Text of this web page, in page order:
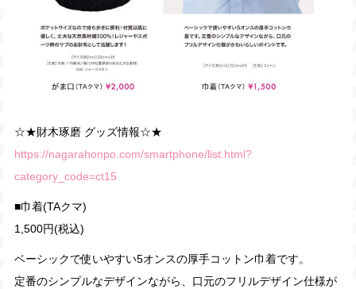
☆★財木琢磨 グッズ情報☆★
https://nagarahonpo.com/smartphone/list.html?
category_code=ct15
■巾着(TAクマ)
1,500円(税込)
ベーシックで使いやすい5オンスの厚手コットン巾着です。
定番のシンプルなデザインながら、口元のフリルデザイン仕様が